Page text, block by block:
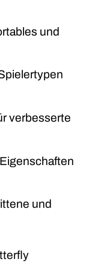
und
verbesserte
und